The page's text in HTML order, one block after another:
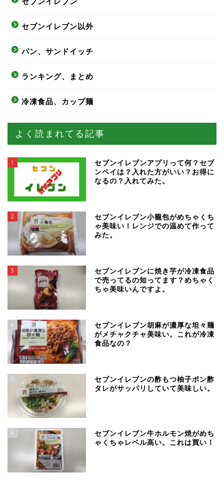
セブンイレブン以外
パン、サンドイッチ
ランキング、まとめ
冷凍食品、カップ麺
よく読まれてる記事
1
セブンイレブンアプリって何？セブ
ンペイは？入れた方がいい？お得に
なるの？入れてみた。
2
セブンイレブン小籠包がめちゃくち
ゃ美味い！レンジでの温めて作って
みた。
3
セブンイレブンに焼き芋が冷凍食品
で売ってるの知ってます？めちゃく
ちゃ美味いんですよ。
4
セブンイレブン胡麻が濃厚な坦々麺
がメチャクチャ美味い。これが冷凍
食品なの？
5
セブンイレブンの酢もつ柚子ポン酢
タレがサッパリしていて美味しい。
6
セブンイレブン牛ホルモン焼がめち
ゃくちゃレベル高い。これは買い！